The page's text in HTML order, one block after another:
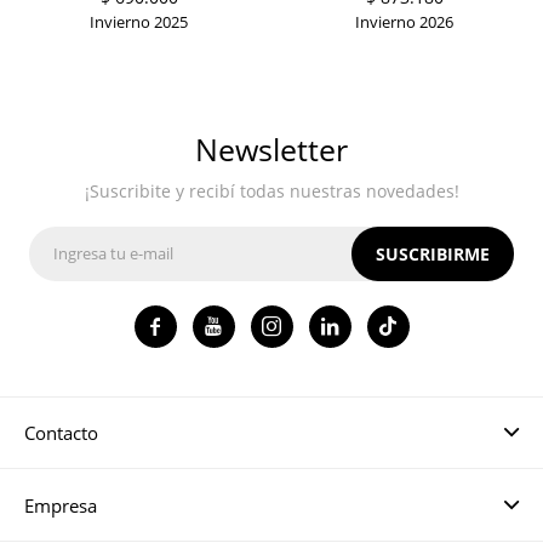
Invierno 2025 Invierno 2026
Contacto
Empresa
Newsletter
¡Suscribite y recibí todas nuestras novedades!
SUSCRIBIRME
   